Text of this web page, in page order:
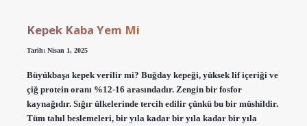
Kepek Kaba Yem Mi
Tarih: Nisan 1, 2025
Büyükbaşa kepek verilir mi? Buğday kepeği, yüksek lif içeriği ve
çiğ protein oranı %12-16 arasındadır. Zengin bir fosfor
kaynağıdır. Sığır ülkelerinde tercih edilir çünkü bu bir müshildir.
Tüm tahıl beslemeleri, bir yıla kadar bir yıla kadar bir yıla